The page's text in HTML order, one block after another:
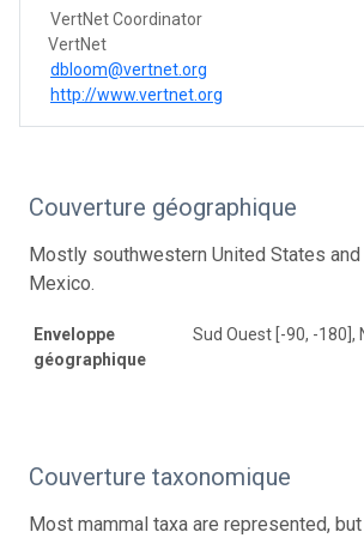
VertNet Coordinator
VertNet
dbloom@vertnet.org
http://www.vertnet.org
Couverture géographique
Mostly southwestern United States
Mexico.
Enveloppe
géographique
Sud Ouest [-90, -180],
Couverture taxonomique
Most mammal taxa are represented,